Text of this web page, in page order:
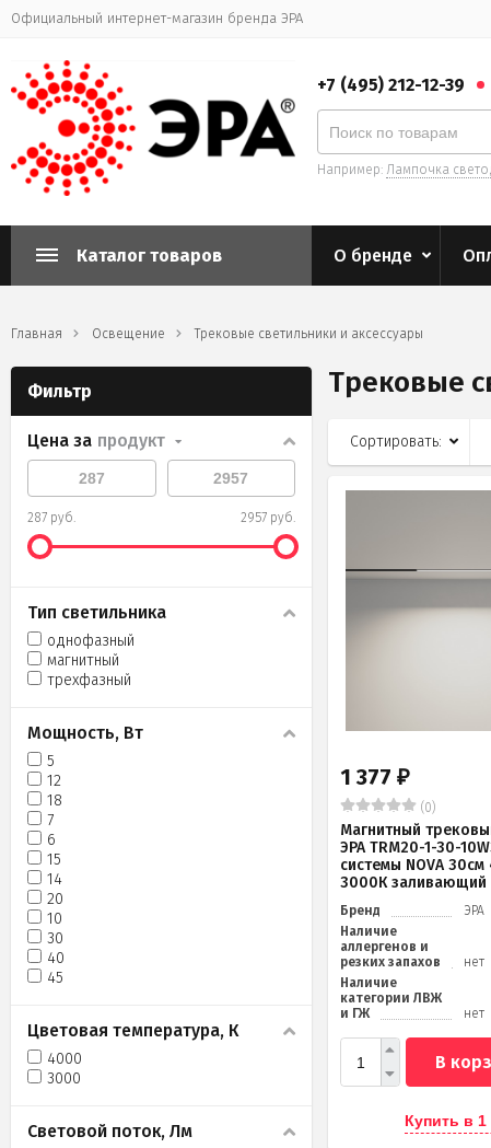
Официальный интернет-магазин бренда ЭРА
+7 (495) 212-12-39
Например: Лампочка
Каталог товаров О бренде
Главная Освещение Трековые светильники и аксессуары
Фильтр
Цена за продукт
287 руб. 2957 руб.
Тип светильника
однофазный
магнитный
трехфазный
Мощность, Вт
5
12
18
7
6
15
14
20
10
30
40
45
Цветовая температура, К
4000
3000
Световой поток, Лм
Трековые
Сортировать:
1 377 ₽
(0)
Магнитный
ЭРА TRM20-1-30-
системы NOVA 30см
3000К заливающий
Бренд
ЭРА
Наличие
аллергенов и
резких запахов
нет
Наличие
категории ЛВЖ
и ГЖ
нет
В
Купить в 1